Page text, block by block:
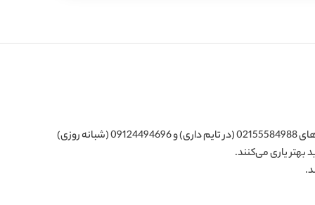
پارسا پخش مرکز فروش انواع کاغذ و مقوا و پاکت و پوشه و فاکتور و اسناد ملکی(مالی و اداری) و دفتر در تهران است. شما برای خرید می‌توانید با شماره‌های 02155584988 (در تایم داری) و 09124494696 (شبانه روزی)